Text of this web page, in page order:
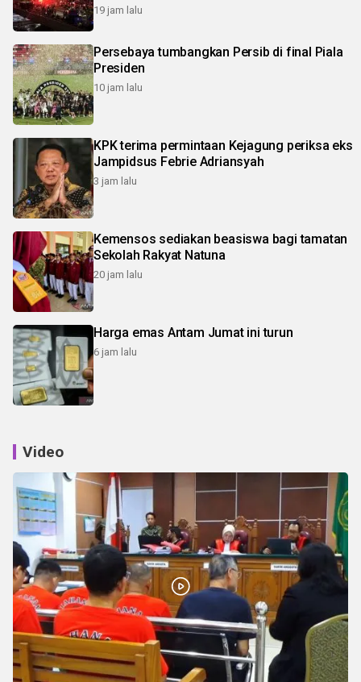
19 jam lalu
Persebaya tumbangkan Persib di final Piala
Presiden
10 jam lalu
KPK terima permintaan Kejagung periksa eks
Jampidsus Febrie Adriansyah
3 jam lalu
Kemensos sediakan beasiswa bagi tamatan
Sekolah Rakyat Natuna
20 jam lalu
Harga emas Antam Jumat ini turun
6 jam lalu
Video